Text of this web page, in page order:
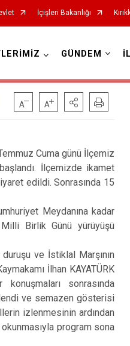
İçişleri Bakanlığı
GÜNDEM
Cuma günü İlçemiz
İlçemizde ikamet
edildi. Sonrasında 15
Meydanına kadar
Birlik Günü yürüyüşü
ve İstiklal Marşının
İlhan KAYATÜRK
sonrasında
ve semazen gösterisi
izlenmesinin ardından
program sona